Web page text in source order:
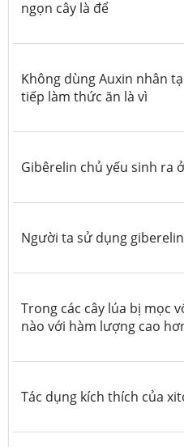
ngọn cây là để
Không dùng Auxin nhân
tiếp làm thức ăn là vì
Gibêrelin chủ yếu sinh ra ở
Người ta sử dụng
Trong các cây lúa bị mọc
nào với hàm lượng cao
Tác dụng kích thích của